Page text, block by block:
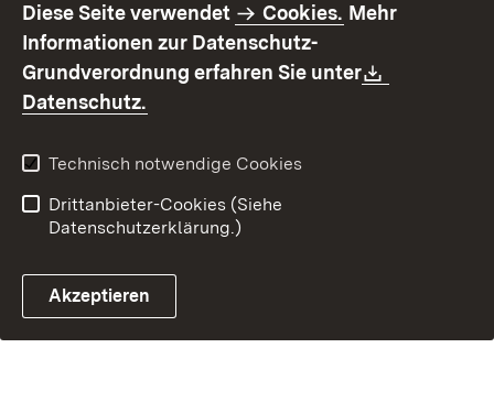
Benutzungshinweise
Erklärung zur
Barrierefreiheit
Kontakt
Fehlerhaften Link melden
Diese Seite verwendet Cookies. Mehr
Informationen zur Datenschutz-
Grundverordnung erfahren Sie unter
Datenschutz.
Technisch notwendige Cookies
Drittanbieter-Cookies (Siehe
Datenschutzerklärung.)
Akzeptieren